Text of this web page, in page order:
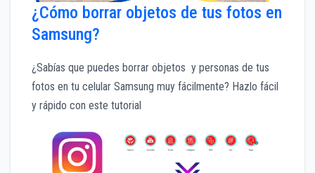
¿Cómo borrar objetos de tus fotos en
Samsung?
¿Sabías que puedes borrar objetos y personas de tus
fotos en tu celular Samsung muy fácilmente? Hazlo fácil
y rápido con este tutorial